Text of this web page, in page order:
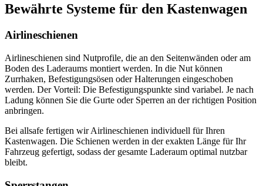
Bewährte Systeme für den Kastenwagen
Airlineschienen
Airlineschienen sind Nutprofile, die an den Seitenwänden oder am
Boden des Laderaums montiert werden. In die Nut können
Zurrhaken, Befestigungsösen oder Halterungen eingeschoben
werden. Der Vorteil: Die Befestigungspunkte sind variabel. Je nach
Ladung können Sie die Gurte oder Sperren an der richtigen Position
anbringen.
Bei allsafe fertigen wir Airlineschienen individuell für Ihren
Kastenwagen. Die Schienen werden in der exakten Länge für Ihr
Fahrzeug gefertigt, sodass der gesamte Laderaum optimal nutzbar
bleibt.